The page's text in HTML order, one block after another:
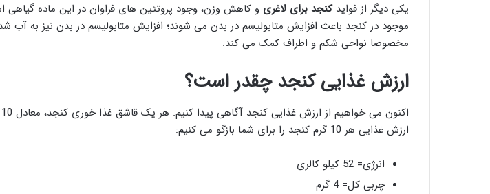
یکی دیگر از فوایدکنجد برای لاغری و کاهش وزن، وجود پروتئین های فراوان در این ماده
موجود در کنجد باعث افزایش متابولیسم در بدن می شوند؛ افزایش متابولیسم در بدن نیز به آب
مخصوصا نواحی شکم و اطراف کمک می کند.
ارزش غذایی کنجد چقدر است؟
ارزش غذایی هر 10 گرم کنجد را برای شما بازگو می کنیم:
انرژی= 52 کیلو کالری
چربی کل= 4 گرم